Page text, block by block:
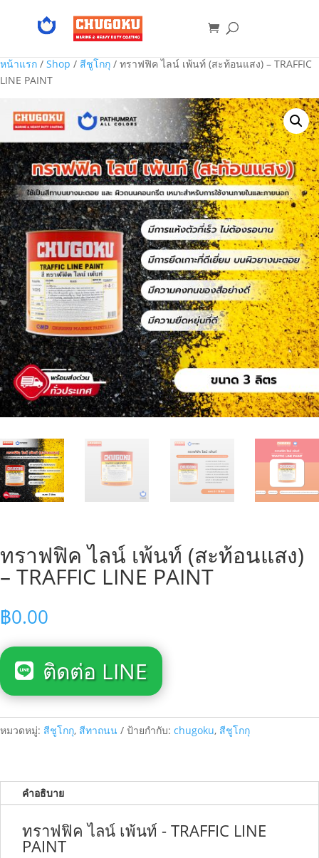
หน้าแรก / Shop / สีชูโกกุ / ทราฟฟิค ไลน์ เพ้นท์ (สะท้อนแสง) – TRAFFIC
LINE PAINT
ทราฟฟิค ไลน์ เพ้นท์ (สะท้อนแสง)
– TRAFFIC LINE PAINT
฿0.00
ติดต่อ LINE
หมวดหมู่: สีชูโกกุ, สีทาถนน ป้ายกำกับ: chugoku, สีชูโกกุ
คำอธิบาย
ทราฟฟิค ไลน์ เพ้นท์ - TRAFFIC LINE
PAINT